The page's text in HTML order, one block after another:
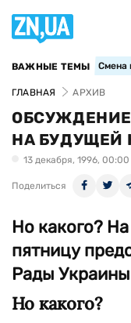
ВАЖНЫЕ ТЕМЫ Смена
ГЛАВНАЯ АРХИВ
НА БУДУЩЕЙ
13 декабря, 1996, 00:00
Поделиться
Но какого?
пятницу
Рады
Но какого?